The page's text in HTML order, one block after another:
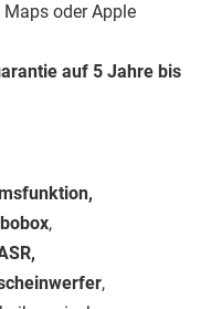
oder Apple
auf 5 Jahre bis
,
,